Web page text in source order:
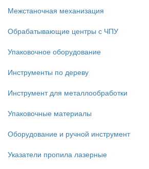
Межстаночная механизация
Обрабатывающие центры с ЧПУ
Упаковочное оборудование
Инструменты по дереву
Инструмент для металлообработки
Упаковочные материалы
Оборудование и ручной инструмент
Указатели пропила лазерные